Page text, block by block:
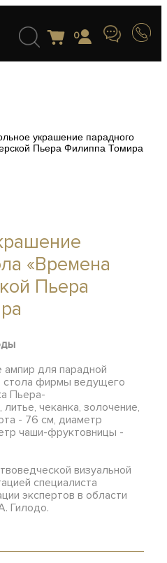
0
украшение парадного
Пьера Филиппа Томира
«Времена
Пьера
для парадной
стола фирмы ведущего
Пьера-
чеканка, золочение,
- 76 см, диаметр
чаши-фруктовницы -
визуальной
специалиста
экспертов в области
Гилодо.